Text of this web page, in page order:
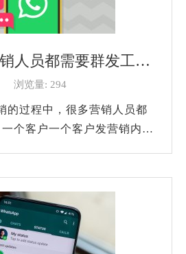
为什么很多营销人员都需要群发工具？
浏览量: 294
的过程中，很多营销人员都
个客户一个客户发营销内容